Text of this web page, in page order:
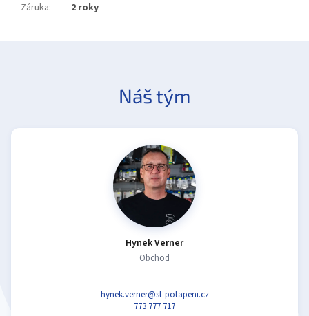
Záruka: 2 roky
Náš tým
Hynek Verner
Obchod
hynek.verner@st-potapeni.cz
773 777 717